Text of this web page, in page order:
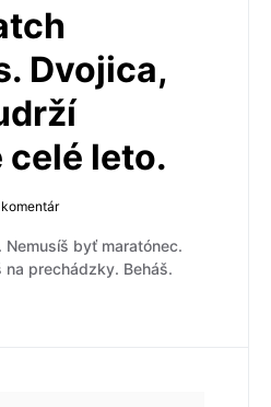
Dvojica,
celé leto.
byť maratónec.
na prechádzky. Beháš.